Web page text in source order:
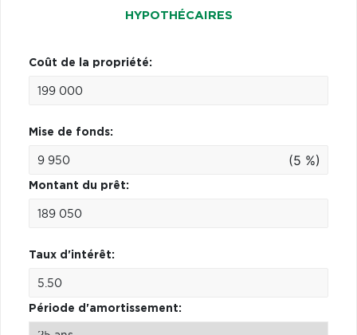
HYPOTHÉCAIRES
Coût de la propriété:
Mise de fonds:
(5 %)
Montant du prêt:
Taux d'intérêt:
Période d'amortissement: